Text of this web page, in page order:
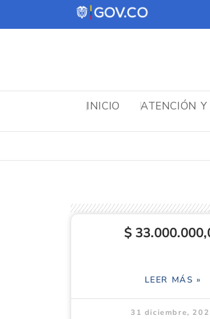
INICIO ATENCIÓN
$
LEER MÁS »
31 diciembre,